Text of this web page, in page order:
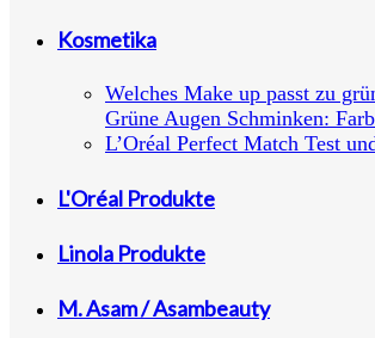
Kosmetika
Welches Make up passt zu
Grüne Augen Schminken:
L’Oréal Perfect Match Test
L'Oréal Produkte
Linola Produkte
M. Asam / Asambeauty